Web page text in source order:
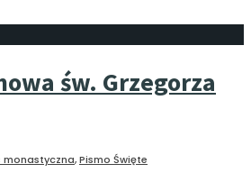
św. Grzegorza
monastyczna,Pismo Święte